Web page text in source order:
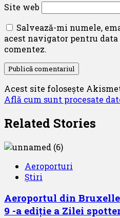
Site web
Salvează-mi numele,
acest navigator pentru
comentez.
Acest site folosește
Află cum sunt procesate
Related Stories
Aeroporturi
Știri
Aeroportul din
9 -a ediție a Zilei